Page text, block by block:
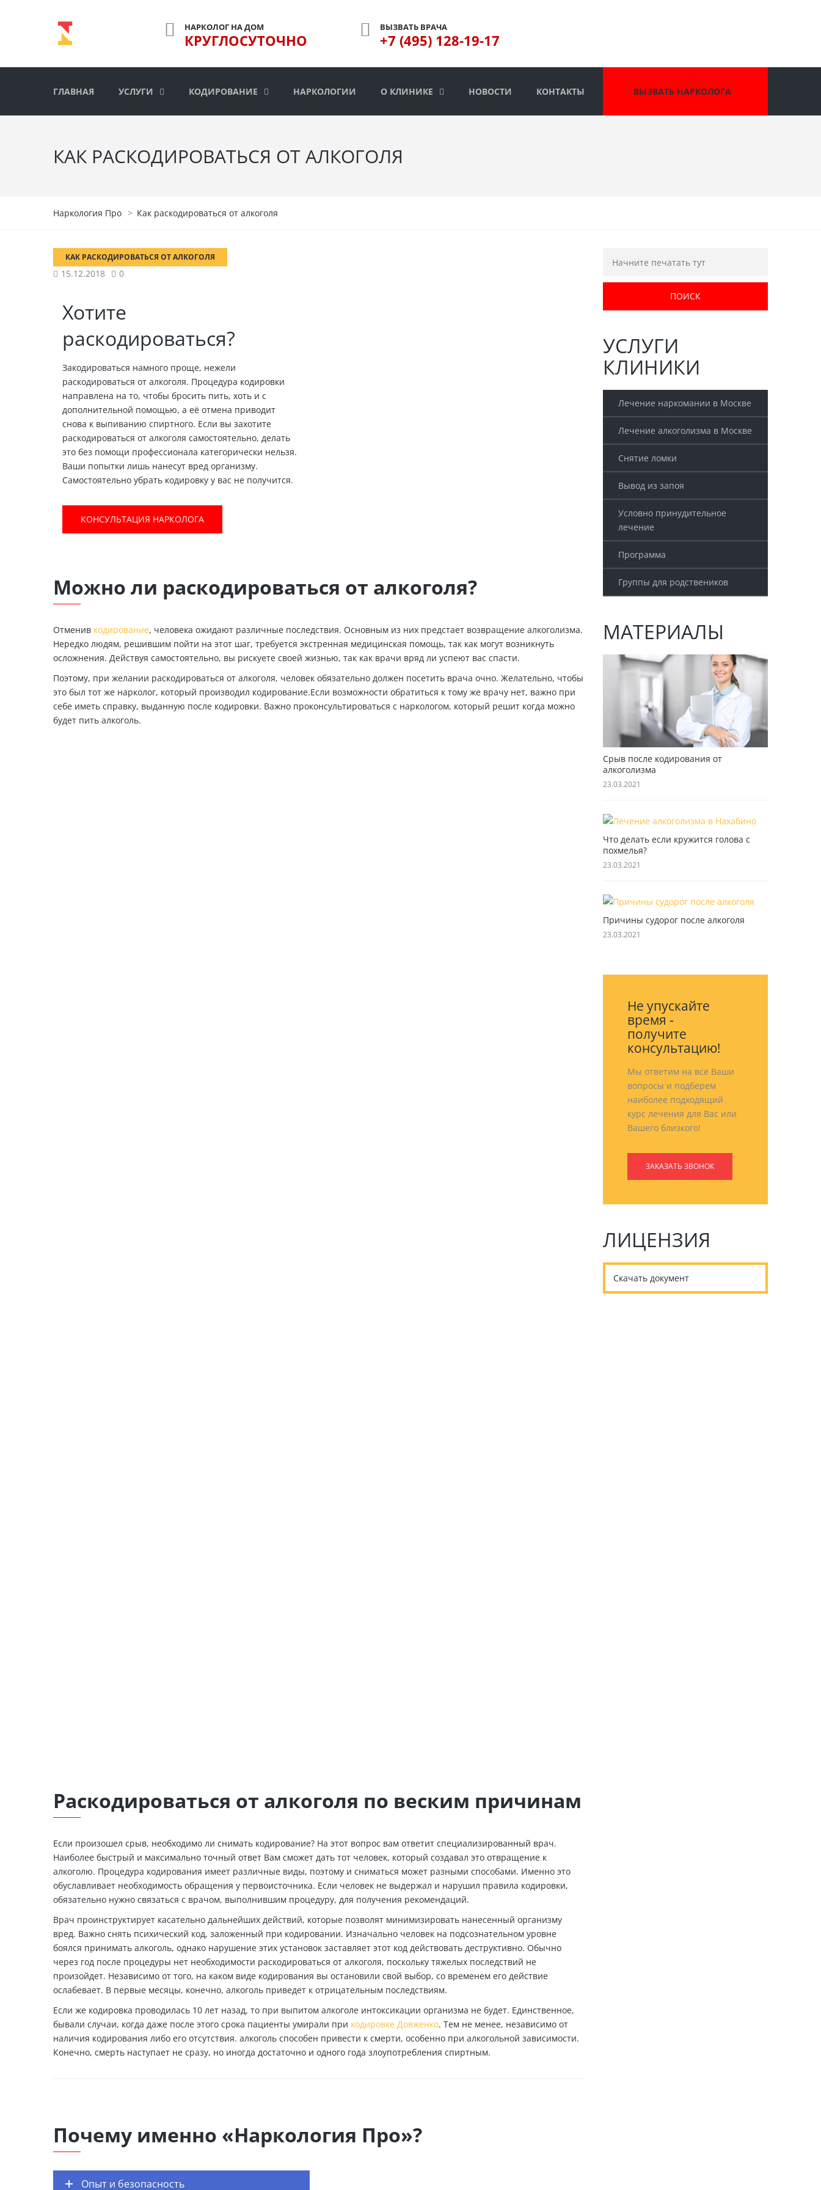
НАРКОЛОГ НА ДОМ
КРУГЛОСУТОЧНО
ВЫЗВАТЬ ВРАЧА
+7 (495) 128-19-17
ГЛАВНАЯ УСЛУГИ КОДИРОВАНИЕ НАРКОЛОГИИ О КЛИНИКЕ НОВОСТИ КОНТАКТЫ ВЫЗВАТЬ НАРКОЛОГА
КАК РАСКОДИРОВАТЬСЯ ОТ АЛКОГОЛЯ
Наркология Про > Как раскодироваться от алкоголя
КАК РАСКОДИРОВАТЬСЯ ОТ АЛКОГОЛЯ
15.12.2018 0
Хотите
раскодироваться?
Закодироваться намного проще, нежели
раскодироваться от алкоголя. Процедура кодировки
направлена на то, чтобы бросить пить, хоть и с
дополнительной помощью, а её отмена приводит
снова к выпиванию спиртного. Если вы захотите
раскодироваться от алкоголя самостоятельно, делать
это без помощи профессионала категорически нельзя.
Ваши попытки лишь нанесут вред организму.
Самостоятельно убрать кодировку у вас не получится.
КОНСУЛЬТАЦИЯ НАРКОЛОГА
Можно ли раскодироваться от алкоголя?
Отменив кодирование, человека ожидают различные последствия. Основным из них предстает возвращение алкоголизма.
Нередко людям, решившим пойти на этот шаг, требуется экстренная медицинская помощь, так как могут возникнуть
осложнения. Действуя самостоятельно, вы рискуете своей жизнью, так как врачи вряд ли успеют вас спасти.
Поэтому, при желании раскодироваться от алкоголя, человек обязательно должен посетить врача очно. Желательно, чтобы
это был тот же нарколог, который производил кодирование.Если возможности обратиться к тому же врачу нет, важно при
себе иметь справку, выданную после кодировки. Важно проконсультироваться с наркологом, который решит когда можно
будет пить алкоголь.
Раскодироваться от алкоголя по веским причинам
Если произошел срыв, необходимо ли снимать кодирование? На этот вопрос вам ответит специализированный врач.
Наиболее быстрый и максимально точный ответ Вам сможет дать тот человек, который создавал это отвращение к
алкоголю. Процедура кодирования имеет различные виды, поэтому и сниматься может разными способами. Именно это
обуславливает необходимость обращения у первоисточника. Если человек не выдержал и нарушил правила кодировки,
обязательно нужно связаться с врачом, выполнившим процедуру, для получения рекомендаций.
Врач проинструктирует касательно дальнейших действий, которые позволят минимизировать нанесенный организму
вред. Важно снять психический код, заложенный при кодировании. Изначально человек на подсознательном уровне
боялся принимать алкоголь, однако нарушение этих установок заставляет этот код действовать деструктивно. Обычно
через год после процедуры нет необходимости раскодироваться от алкоголя, поскольку тяжелых последствий не
произойдет. Независимо от того, на каком виде кодирования вы остановили свой выбор, со временем его действие
ослабевает. В первые месяцы, конечно, алкоголь приведет к отрицательным последствиям.
Если же кодировка проводилась 10 лет назад, то при выпитом алкоголе интоксикации организма не будет. Единственное,
бывали случаи, когда даже после этого срока пациенты умирали при кодировке Довженко. Тем не менее, независимо от
наличия кодирования либо его отсутствия. алкоголь способен привести к смерти, особенно при алкогольной зависимости.
Конечно, смерть наступает не сразу, но иногда достаточно и одного года злоупотребления спиртным.
Почему именно «Наркология Про»?
Опыт и безопасность
УСЛУГИ
КЛИНИКИ
Лечение наркомании в Москве
Лечение алкоголизма в Москве
Снятие ломки
Вывод из запоя
Условно принудительное
лечение
Программа
Группы для родствеников
МАТЕРИАЛЫ
Срыв после кодирования от
алкоголизма
23.03.2021
Что делать если кружится голова с
похмелья?
23.03.2021
Причины судорог после алкоголя
23.03.2021
Не упускайте
время -
получите
консультацию!
Мы ответим на все Ваши
вопросы и подберем
наиболее подходящий
курс лечения для Вас или
Вашего близкого!
ЗАКАЗАТЬ ЗВОНОК
ЛИЦЕНЗИЯ
Скачать документ